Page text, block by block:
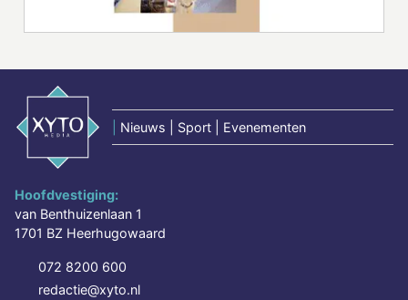
Nieuws | Sport | Evenementen
Hoofdvestiging:
van Benthuizenlaan 1
1701 BZ Heerhugowaard
072 8200 600
redactie@xyto.nl